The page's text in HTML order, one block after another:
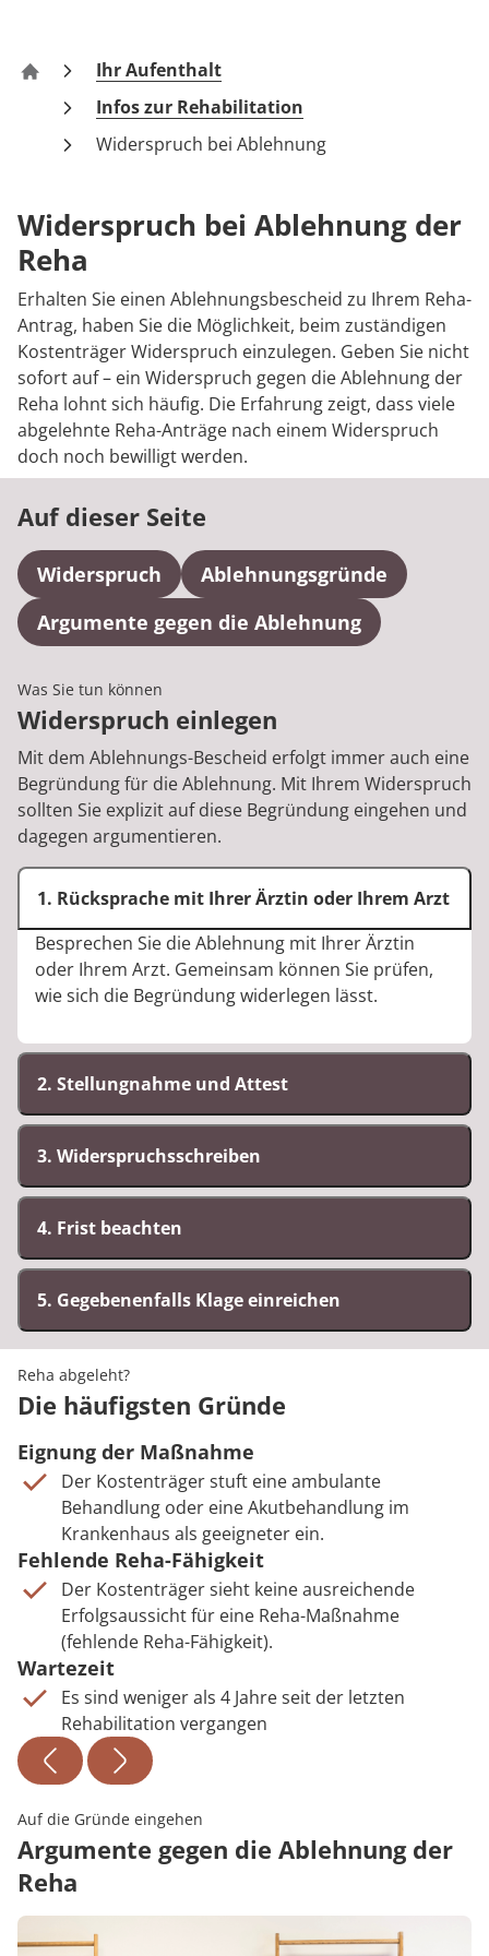
Downloads
Anreise
Kontakt
Zuzahlung & Befreiung
Checkliste zum Start
Gastroenterologie
Stoffwechselerkrankungen
Gynäkologie
Long Covid
Onkologie
Pneumologie
Nachsorge
Qualität & Expertise
Publikationsdatenbank
Zuzahlung & Befreiung
Reha FAQ
Über MEDIAN
Presse
Blog
Karriere
Klinik Grünheide
Ihr Aufenthalt
Infos zur Rehabilitation
Widerspruch bei Ablehnung
Widerspruch bei Ablehnung der
Reha
Erhalten Sie einen Ablehnungsbescheid zu Ihrem Reha-
Antrag, haben Sie die Möglichkeit, beim zuständigen
Kostenträger Widerspruch einzulegen. Geben Sie nicht
sofort auf – ein Widerspruch gegen die Ablehnung der
Reha lohnt sich häufig. Die Erfahrung zeigt, dass viele
abgelehnte Reha-Anträge nach einem Widerspruch
doch noch bewilligt werden.
Auf dieser Seite
Widerspruch
Ablehnungsgründe
Argumente gegen die Ablehnung
Was Sie tun können
Widerspruch einlegen
Mit dem Ablehnungs-Bescheid erfolgt immer auch eine
Begründung für die Ablehnung. Mit Ihrem Widerspruch
sollten Sie explizit auf diese Begründung eingehen und
dagegen argumentieren.
1. Rücksprache mit Ihrer Ärztin oder Ihrem Arzt
Besprechen Sie die Ablehnung mit Ihrer Ärztin
oder Ihrem Arzt. Gemeinsam können Sie prüfen,
wie sich die Begründung widerlegen lässt.
2. Stellungnahme und Attest
3. Widerspruchsschreiben
4. Frist beachten
5. Gegebenenfalls Klage einreichen
Reha abgeleht?
Die häufigsten Gründe
Eignung der Maßnahme
Der Kostenträger stuft eine ambulante
Behandlung oder eine Akutbehandlung im
Krankenhaus als geeigneter ein.
Fehlende Reha-Fähigkeit
Der Kostenträger sieht keine ausreichende
Erfolgsaussicht für eine Reha-Maßnahme
(fehlende Reha-Fähigkeit).
Wartezeit
Es sind weniger als 4 Jahre seit der letzten
Rehabilitation vergangen
Auf die Gründe eingehen
Argumente gegen die Ablehnung der
Reha